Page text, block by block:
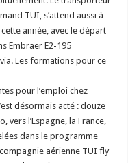
TUI, s’attend aussi à
année, avec le départ
Embraer E2-195
Les formations pour ce
pour l’emploi chez
désormais acté : douze
l’Espagne, la France,
dans le programme
aérienne TUI fly